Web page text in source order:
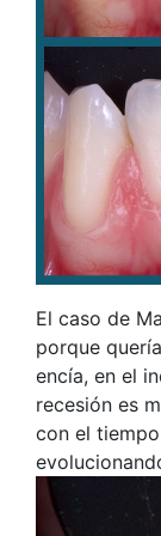
El caso de
porque
encía, en el
recesión es
con el